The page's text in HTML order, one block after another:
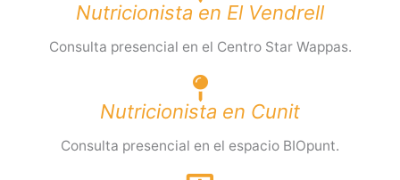
Nutricionista en El Vendrell
Consulta presencial en el Centro Star Wappas.
Nutricionista en Cunit
Consulta presencial en el espacio BIOpunt.